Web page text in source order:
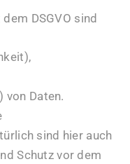
DSGVO sind
von Daten.
sind hier auch
Schutz vor dem